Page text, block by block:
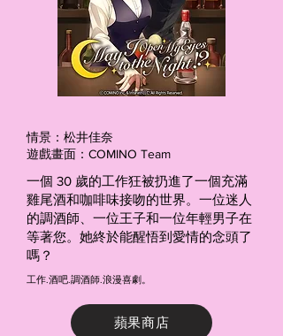
情景：松井佳奈
遊戲畫面：COMINO Team
一個 30 歲的工作狂被扔進了一個充滿
雞尾酒和咖啡味接吻的世界。一位迷人
的調酒師、一位王子和一位年輕男子在
等著您。她終於能醒悟到愛情的念頭了
嗎？
工作.酒吧.調酒師.浪漫喜劇。
蘋果商店